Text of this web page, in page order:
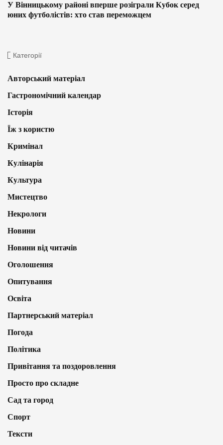
У Вінницькому районі вперше розіграли Кубок серед
юних футболістів: хто став переможцем
Категорії
Авторський матеріал
Гастрономічний календар
Історія
Їж з користю
Кримінал
Кулінарія
Культура
Мистецтво
Некрологи
Новини
Новини від читачів
Оголошення
Опитування
Освіта
Партнерський матеріал
Погода
Політика
Привітання та поздоровлення
Просто про складне
Сад та город
Спорт
Тексти